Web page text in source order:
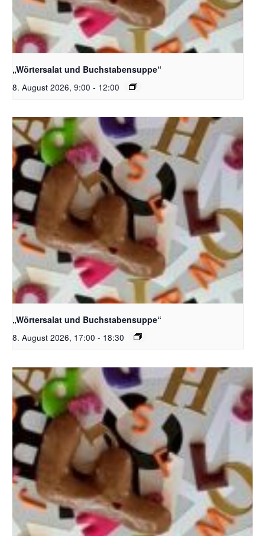
Bildquelle_ Pixabay Free_Christoph Meinersmann
„Wörtersalat und Buchstabensuppe“
8. August 2026, 9:00 - 12:00
Bildquelle_ Pixabay Free_Christoph Meinersmann
„Wörtersalat und Buchstabensuppe“
8. August 2026, 17:00 - 18:30